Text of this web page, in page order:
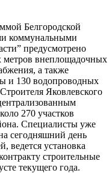
Белгородской
коммунальными
предусмотрено
метров внеплощадочных
а также
и 130 водопроводных
Яковлевского
270 участков
Специалисты уже
сегодняшний день
ведется установка
строительные
текущего года.